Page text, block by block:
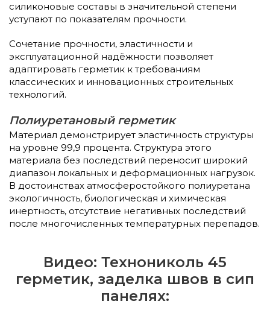
силиконовые составы в значительной степени
уступают по показателям прочности.
Сочетание прочности, эластичности и
эксплуатационной надёжности позволяет
адаптировать герметик к требованиям
классических и инновационных строительных
технологий.
Полиуретановый герметик
Материал демонстрирует эластичность структуры
на уровне 99,9 процента. Структура этого
материала без последствий переносит широкий
диапазон локальных и деформационных нагрузок.
В достоинствах атмосферостойкого полиуретана
экологичность, биологическая и химическая
инертность, отсутствие негативных последствий
после многочисленных температурных перепадов.
Видео: Технониколь 45
герметик, заделка швов в сип
панелях: